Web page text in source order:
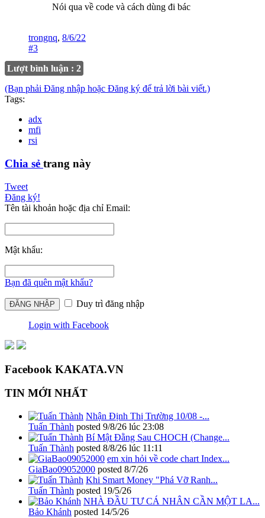
Nói qua về code và cách dùng đi bác
trongnq, 8/6/22
#3
Lượt bình luận : 2
(Bạn phải Đăng nhập hoặc Đăng ký để trả lời bài viết.)
Tags:
adx
mfi
rsi
Chia sẻ trang này
Tweet
Đăng ký!
Tên tài khoản hoặc địa chỉ Email:
Mật khẩu:
Bạn đã quên mật khẩu?
Duy trì đăng nhập
Login with Facebook
Facebook KAKATA.VN
TIN MỚI NHẤT
Nhận Định Thị Trường 10/08 -...
Tuấn Thành posted 9/8/26 lúc 23:08
Bí Mật Đằng Sau CHOCH (Change...
Tuấn Thành posted 8/8/26 lúc 11:11
em xin hỏi về code chart Index...
GiaBao09052000 posted 8/7/26
Khi Smart Money "Phá Vỡ Ranh...
Tuấn Thành posted 19/5/26
NHÀ ĐẦU TƯ CÁ NHÂN CẦN MỘT LA...
Bảo Khánh posted 14/5/26